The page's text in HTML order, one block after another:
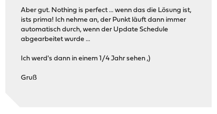
Aber gut. Nothing is perfect ... wenn das die Lösung ist,
ists prima! Ich nehme an, der Punkt läuft dann immer
automatisch durch, wenn der Update Schedule
abgearbeitet wurde ...
Ich werd's dann in einem 1/4 Jahr sehen ,)
Gruß